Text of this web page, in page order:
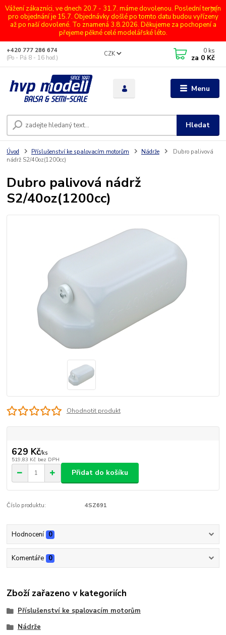
Vážení zákazníci, ve dnech 20.7 - 31.7. máme dovolenou. Poslední termín
pro objednání je 15.7. Objednávky došlé po tomto datu budou vyřízeny
až po naší dovolené. To znamená 3.8.2026. Děkujeme za pochopení a
přejeme pěkné celé modelářské léto.
Menu
CZK
Hledat
+420 777 286 674
(Po - Pá 8 - 16 hod.)
0 ks
za 0 Kč
Úvod Příslušenství ke spalovacím motorům Nádrže
Dubro palivová
nádrž S2/40oz(1200cc)
Dubro palivová nádrž
S2/40oz(1200cc)
Ohodnotit produkt
629 Kč/ks
519,83 Kč bez DPH
Přidat do košíku
Číslo produktu: 4SZ691
Hodnocení 0
Komentáře 0
Zboží zařazeno v kategoriích
Příslušenství ke spalovacím motorům
Nádrže